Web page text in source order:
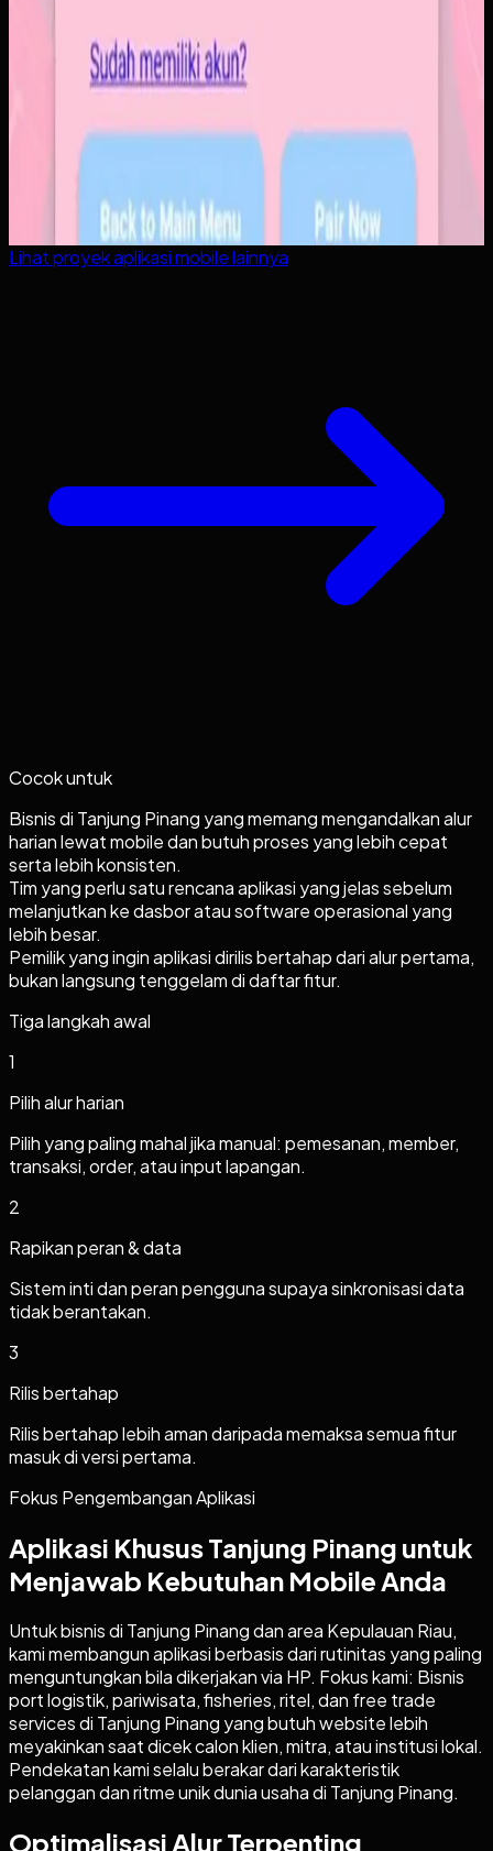
Lihat proyekaplikasi mobilelainnya
Cocok untuk
Bisnis di Tanjung Pinang yang memang mengandalkan alur
harian lewat mobile dan butuh proses yang lebih cepat
serta lebih konsisten.
Tim yang perlu satu rencana aplikasi yang jelas sebelum
melanjutkan ke dasbor atau software operasional yang
lebih besar.
Pemilik yang ingin aplikasi dirilis bertahap dari alur pertama,
bukan langsung tenggelam di daftar fitur.
Tiga langkah awal
1
Pilih alur harian
Pilih yang paling mahal jika manual: pemesanan, member,
transaksi, order, atau input lapangan.
2
Rapikan peran & data
Sistem inti dan peran pengguna supaya sinkronisasi data
tidak berantakan.
3
Rilis bertahap
Rilis bertahap lebih aman daripada memaksa semua fitur
masuk di versi pertama.
Fokus Pengembangan Aplikasi
Aplikasi Khusus Tanjung Pinang untuk
Menjawab Kebutuhan Mobile Anda
Untuk bisnis di Tanjung Pinang dan area Kepulauan Riau,
kami membangun aplikasi berbasis dari rutinitas yang paling
menguntungkan bila dikerjakan via HP. Fokus kami: Bisnis
port logistik, pariwisata, fisheries, ritel, dan free trade
services di Tanjung Pinang yang butuh website lebih
meyakinkan saat dicek calon klien, mitra, atau institusi lokal.
Pendekatan kami selalu berakar dari karakteristik
pelanggan dan ritme unik dunia usaha di Tanjung Pinang.
Optimalisasi Alur Terpenting